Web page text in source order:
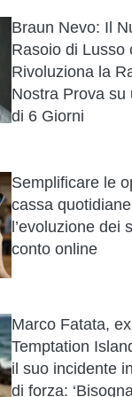
Braun Nevo: Il
Rasoio di Lusso
Rivoluziona la
Nostra Prova su
di 6 Giorni
Semplificare le
cassa
l’evoluzione dei
conto online
Marco Fatata,
Temptation
il suo incidente
di forza: